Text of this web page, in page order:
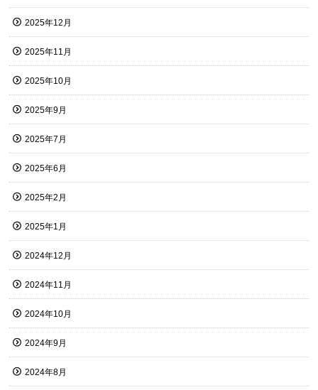
2025年12月
2025年11月
2025年10月
2025年9月
2025年7月
2025年6月
2025年2月
2025年1月
2024年12月
2024年11月
2024年10月
2024年9月
2024年8月